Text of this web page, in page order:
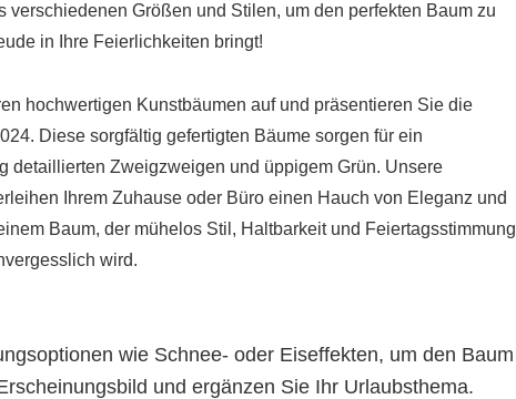
Größen und Stilen, um den perfekten Baum zu
in Ihre Feierlichkeiten bringt!
hochwertigen Kunstbäumen auf und präsentieren Sie die
Diese sorgfältig gefertigten Bäume sorgen für ein
detaillierten Zweigzweigen und üppigem Grün. Unsere
Ihrem Zuhause oder Büro einen Hauch von Eleganz und
Baum, der mühelos Stil, Haltbarkeit und Feiertagsstimmung
wird.
wie Schnee- oder Eiseffekten, um den Baum
und ergänzen Sie Ihr Urlaubsthema.